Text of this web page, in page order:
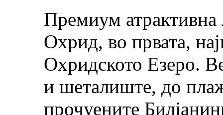
Премиум атрактивна
Охрид, во првата,
Охридското Езеро.
и шеталиште, до
прочуените